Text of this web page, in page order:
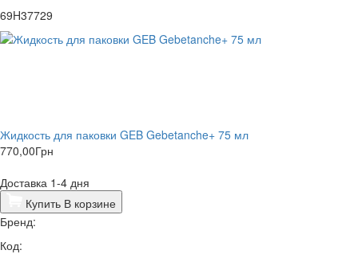
69H37729
Жидкость для паковки GEB Gebetanche+ 75 мл
770,00Грн
Доставка 1-4 дня
Купить В корзине
Бренд:
Код: